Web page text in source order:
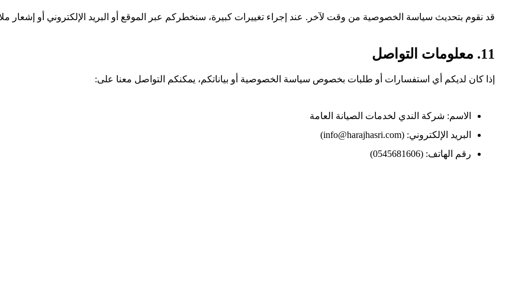
قد نقوم بتحديث سياسة الخصوصية من وقت لآخر. عند إجراء تغييرات كبيرة، سنخطركم عبر الموقع أو البريد الإلكتروني أو
11. معلومات التواصل
إذا كان لديكم أي استفسارات أو طلبات بخصوص سياسة الخصوصية أو بياناتكم، يمكنكم التواصل معنا على:
الاسم: شركة الندي لخدمات الصيانة العامة
البريد الإلكتروني: (info@harajhasri.com
)
رقم الهاتف: (0545681606
)